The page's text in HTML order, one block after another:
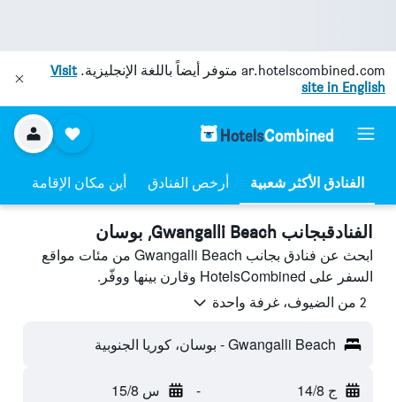
ar.hotelscombined.com متوفر أيضاً باللغة الإنجليزية.Visit
site in English
أرخص الفنادق أين مكان الإقامة
الفنادقبجانب Gwangalli Beach, بوسان
ابحث عن فنادق بجانب Gwangalli Beach من مئات مواقع
السفر على HotelsCombined وقارن بينها ووفّر.
2 من الضيوف، غرفة واحدة
Gwangalli Beach - بوسان، كوريا الجنوبية
ج 14/8 - س 15/8